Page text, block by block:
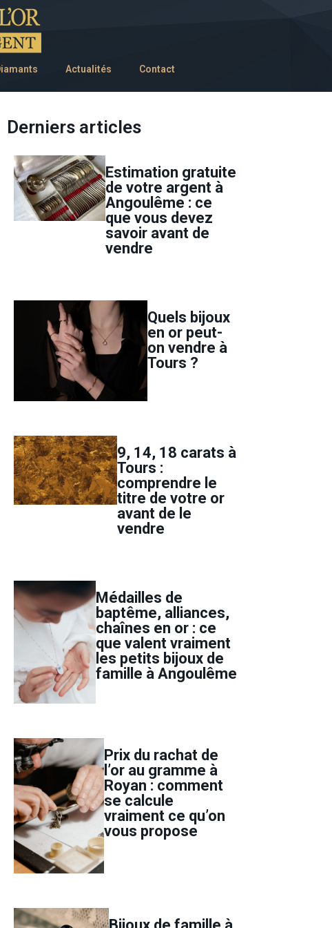
Actualités Contact
Derniers articles
Estimation gratuite
de votre argent à
Angoulême : ce
que vous devez
savoir avant de
vendre
Quels bijoux
en or peut-
on vendre à
Tours ?
9, 14, 18 carats à
Tours :
comprendre le
titre de votre or
avant de le
vendre
Médailles de
baptême, alliances,
chaînes en or : ce
que valent vraiment
les petits bijoux de
famille à Angoulême
Prix du rachat de
l’or au gramme à
Royan : comment
se calcule
vraiment ce qu’on
vous propose